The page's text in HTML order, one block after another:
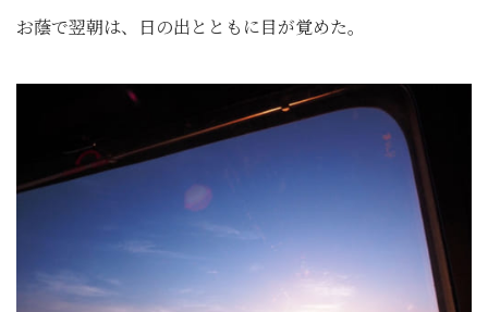
お蔭で翌朝は、日の出とともに目が覚めた。